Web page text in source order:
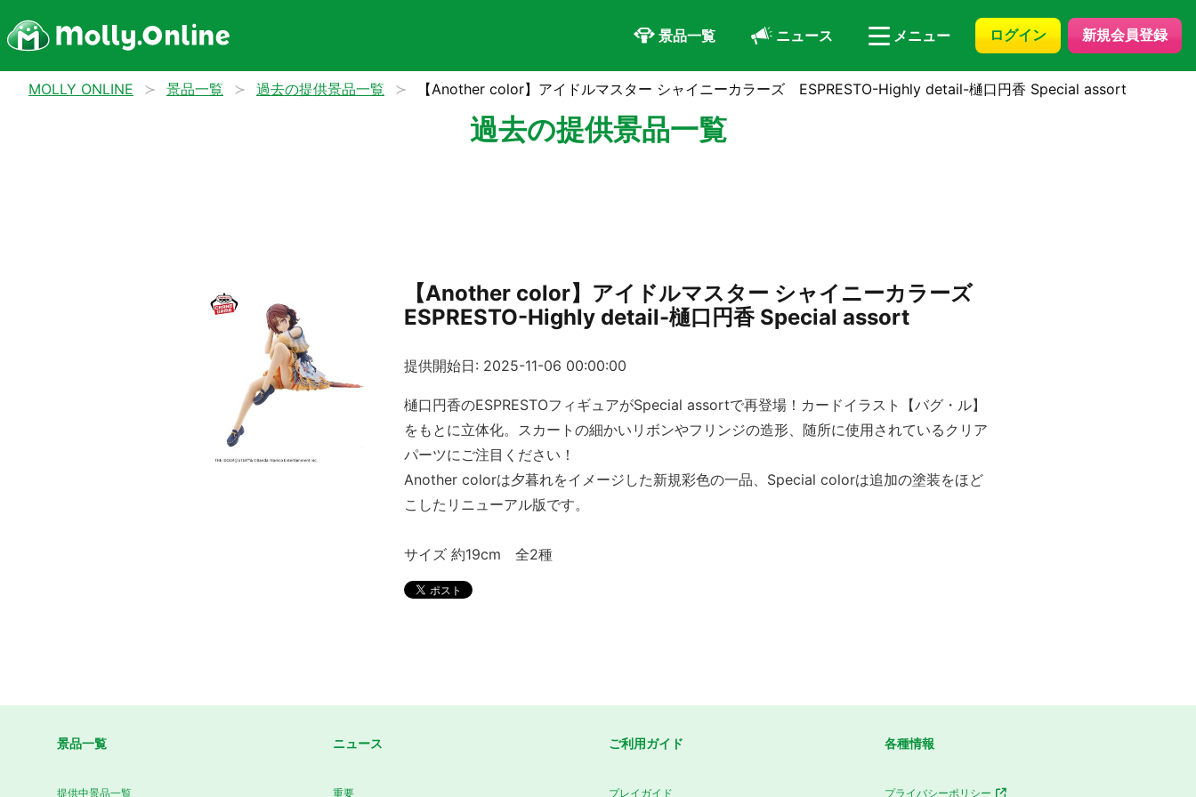
景品一覧 ニュース メニュー ログイン 新規会員登録
MOLLY ONLINE 景品一覧 過去の提供景品一覧 【Another color】アイドルマスター シャイニーカラーズ ESPRESTO-Highly detail-樋口円香 Special assort
過去の提供景品一覧
【Another color】アイドルマスター シャイニーカラーズ
ESPRESTO-Highly detail-樋口円香 Special assort
提供開始日: 2025-11-06 00:00:00
樋口円香のESPRESTOフィギュアがSpecial assortで再登場！カードイラスト【バグ・ル】
をもとに立体化。スカートの細かいリボンやフリンジの造形、随所に使用されているクリア
パーツにご注目ください！
Another colorは夕暮れをイメージした新規彩色の一品、Special colorは追加の塗装をほど
こしたリニューアル版です。
サイズ 約19cm 全2種
景品一覧
提供中景品一覧
ニュース
重要
ご利用ガイド
プレイガイド
各種情報
プライバシーポリシー